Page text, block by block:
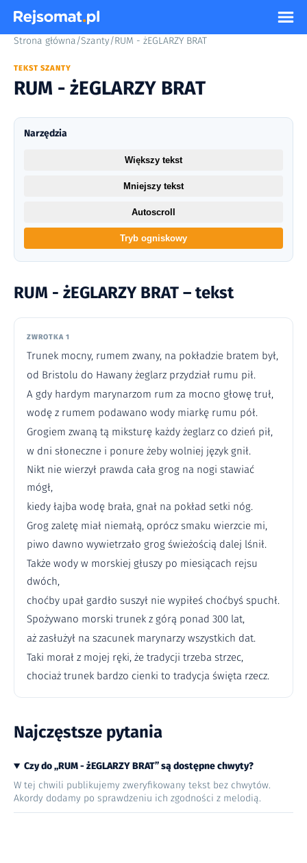
Strona główna/Szanty/RUM - żEGLARZY BRAT
TEKST SZANTY
RUM - żEGLARZY BRAT
RUM - żEGLARZY BRAT – tekst
ZWROTKA 1
Trunek mocny, rumem zwany, na pokładzie bratem był,
od Bristolu do Hawany żeglarz przydział rumu pił.
A gdy hardym marynarzom rum za mocno głowę truł,
wodę z rumem podawano wody miarkę rumu pół.
Grogiem zwaną tą miksturę każdy żeglarz co dzień pił,
w dni słoneczne i ponure żeby wolniej język gnił.
Nikt nie wierzył prawda cała grog na nogi stawiać
mógł,
kiedy łajba wodę brała, gnał na pokład setki nóg.
Grog zaletę miał niemałą, oprócz smaku wierzcie mi,
piwo dawno wywietrzało grog świeżością dalej lśnił.
Także wody w morskiej głuszy po miesiącach rejsu
dwóch,
choćby upał gardło suszył nie wypiłeś choćbyś spuchł.
Spożywano morski trunek z górą ponad 300 lat,
aż zasłużył na szacunek marynarzy wszystkich dat.
Taki morał z mojej ręki, że tradycji trzeba strzec,
chociaż trunek bardzo cienki to tradycja święta rzecz.
Najczęstsze pytania
Czy do „RUM - żEGLARZY BRAT” są dostępne chwyty?
W tej chwili publikujemy zweryfikowany tekst bez chwytów.
Akordy dodamy po sprawdzeniu ich zgodności z melodią.
Narzędzia
Większy tekst
Mniejszy tekst
Autoscroll
Tryb ogniskowy